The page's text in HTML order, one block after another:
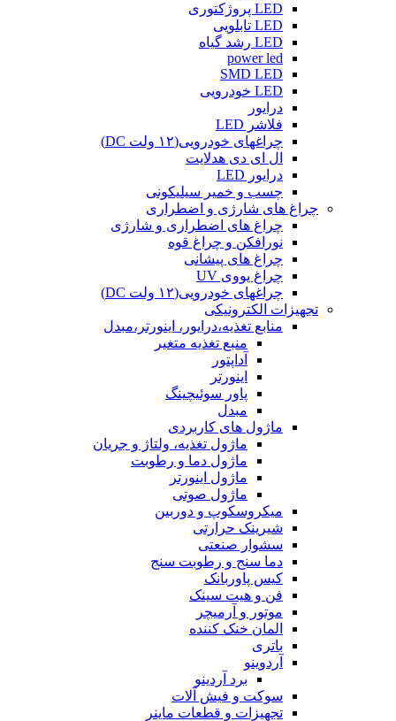
LED پروژکتوری
LED تابلویی
LED رشد گیاه
power led
SMD LED
LED خودرویی
درایور
فلاشر LED
چراغهای خودرویی(۱۲ ولت DC)
ال ای دی هدلایت
درایور LED
چسب و خمیر سیلیکونی
چراغ های شارژی و اضطراری
چراغ های اضطراری و شارژی
نورافکن و چراغ قوه
چراغ های پیشانی
چراغ یووی UV
چراغهای خودرویی(۱۲ ولت DC)
تجهیزات الکترونیکی
منابع تغذیه،درایور، اینورتر،مبدل
منبع تغذیه متغیر
آداپتور
اینورتر
پاور سوئیچینگ
مبدل
ماژول های کاربردی
ماژول تغذیه، ولتاژ و جریان
ماژول دما و رطوبت
ماژول اینورتر
ماژول صوتی
میکروسکوپ و دوربین
شیرینک حرارتی
سشوار صنعتی
دما سنج و رطوبت سنج
کیس پاوربانک
فن و هیت سینک
موتور و آرمیچر
المان خنک کننده
باتری
آردوینو
برد آردینو
سوکت و فیش آلات
تجهیزات و قطعات ماینر